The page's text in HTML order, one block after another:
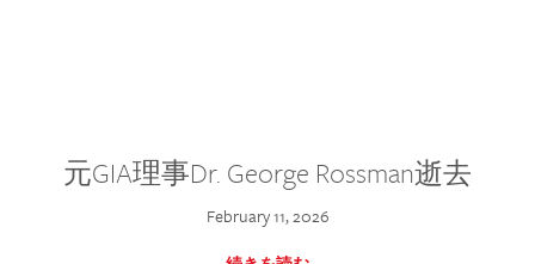
元GIA理事Dr. George Rossman逝去
February 11, 2026